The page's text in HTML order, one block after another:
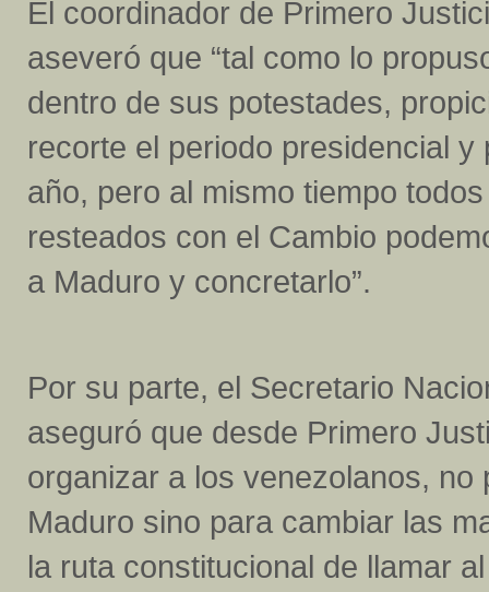
El coordinador de Primero
aseveró que “tal como lo
dentro de sus potestades,
recorte el periodo presidencial
año, pero al mismo tiempo
resteados con el Cambio
a Maduro y concretarlo”.
Por su parte, el Secretario
aseguró que desde Primero
organizar a los venezolanos,
Maduro sino para cambiar las
la ruta constitucional de llamar